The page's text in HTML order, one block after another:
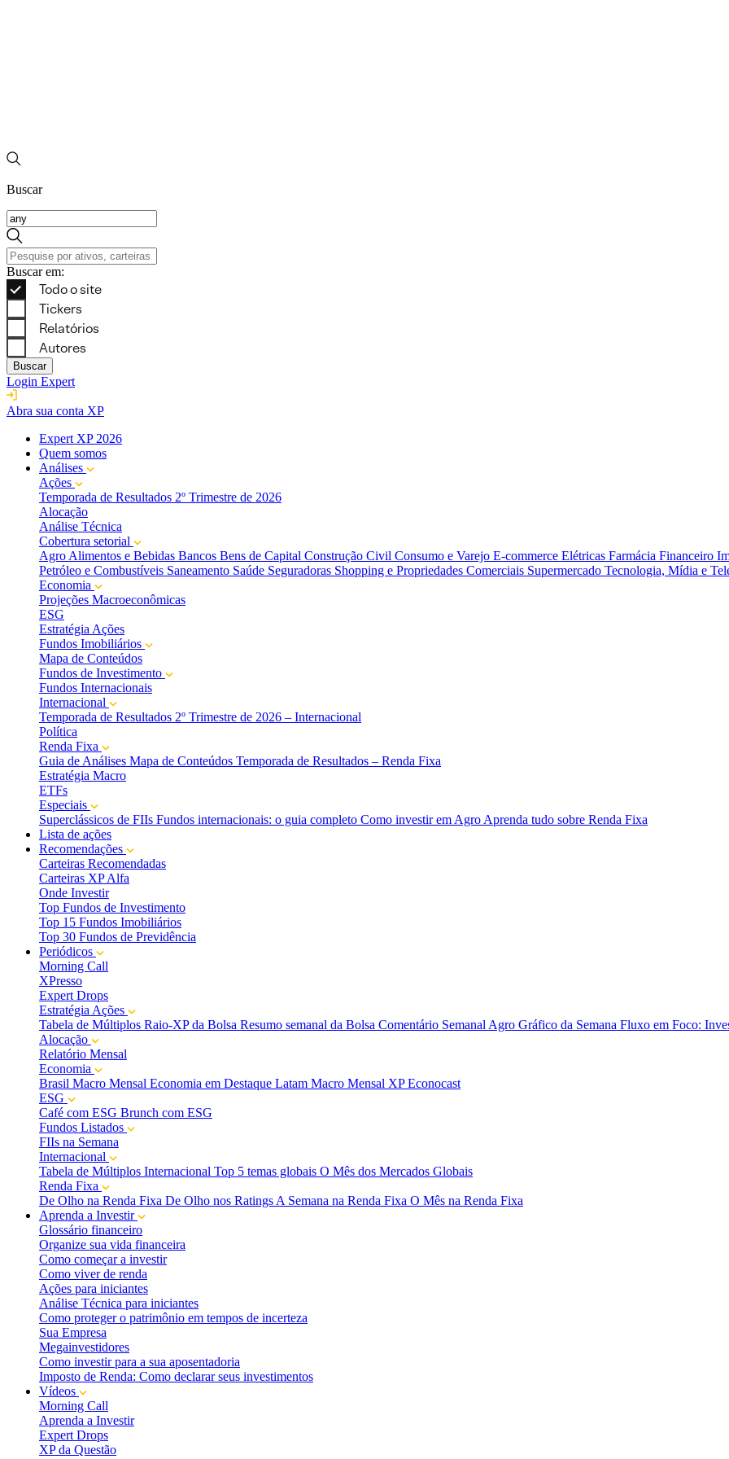
Buscar
Buscar em:
Buscar
Login Expert
Abra sua conta XP
Expert XP 2026
Quem somos
Análises
Ações
Temporada de Resultados 2º Trimestre de 2026
Alocação
Análise Técnica
Cobertura setorial
AgroAlimentos e Bebidas Bancos Bens de Capital Construção Civil Consumo e Varejo E-commerce Elétricas Farmácia Financeiro
Petróleo e Combustíveis Saneamento Saúde Seguradoras Shopping e Propriedades Comerciais Supermercado Tecnologia, Mídia e
Economia
Projeções Macroeconômicas
ESG
Estratégia Ações
Fundos Imobiliários
Mapa de Conteúdos
Fundos de Investimento
Fundos Internacionais
Internacional
Temporada de Resultados 2º Trimestre de 2026 – Internacional
Política
Renda Fixa
Guia de Análises Mapa de Conteúdos Temporada de Resultados – Renda Fixa
Estratégia Macro
ETFs
Especiais
Superclássicos de FIIs Fundos internacionais: o guia completo Como investir em AgroAprenda tudo sobre Renda Fixa
Lista de ações
Recomendações
Carteiras Recomendadas
Carteiras XP Alfa
Onde Investir
Top Fundos de Investimento
Top 15 Fundos Imobiliários
Top 30 Fundos de Previdência
Periódicos
Morning Call
XPresso
Expert Drops
Estratégia Ações
Tabela de Múltiplos Raio-XP da Bolsa Resumo semanal da Bolsa Comentário Semanal Agro Gráfico da Semana Fluxo em Foco:
Alocação
Relatório Mensal
Economia
Brasil Macro Mensal Economia em Destaque Latam Macro Mensal XP Econocast
ESG
Café com ESG Brunch com ESG
Fundos Listados
FIIs na Semana
Internacional
Tabela de Múltiplos Internacional Top 5 temas globais O Mês dos Mercados Globais
Renda Fixa
De Olho na Renda Fixa De Olho nos RatingsA Semana na Renda Fixa O Mês na Renda Fixa
Aprenda a Investir
Glossário financeiro
Organize sua vida financeira
Como começar a investir
Como viver de renda
Ações para iniciantes
Análise Técnica para iniciantes
Como proteger o patrimônio em tempos de incerteza
Sua Empresa
Megainvestidores
Como investir para a sua aposentadoria
Imposto de Renda: Como declarar seus investimentos
Vídeos
Morning Call
Aprenda a Investir
Expert Drops
XP da Questão